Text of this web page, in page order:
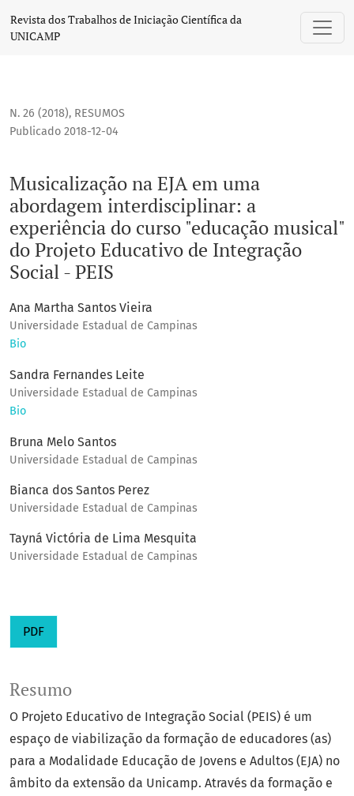
Musicalização na EJA em uma abordagem
Revista dos Trabalhos de Iniciação Científica da
UNICAMP
N. 26 (2018), RESUMOS
Musicalização na EJA em uma
abordagem interdisciplinar: a
experiência do curso "educação musical"
do Projeto Educativo de Integração
Social - PEIS
Publicado 2018-12-04
Ana Martha Santos Vieira
Universidade Estadual de Campinas
Bio
Sandra Fernandes Leite
Universidade Estadual de Campinas
Bio
Bruna Melo Santos
Universidade Estadual de Campinas
Bianca dos Santos Perez
Universidade Estadual de Campinas
Tayná Victória de Lima Mesquita
Universidade Estadual de Campinas
PDF
Resumo
O Projeto Educativo de Integração Social (PEIS) é um
espaço de viabilização da formação de educadores (as)
para a Modalidade Educação de Jovens e Adultos (EJA) no
âmbito da extensão da Unicamp. Através da formação e